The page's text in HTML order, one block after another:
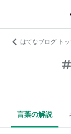
はてなブログ ト
言葉の解説